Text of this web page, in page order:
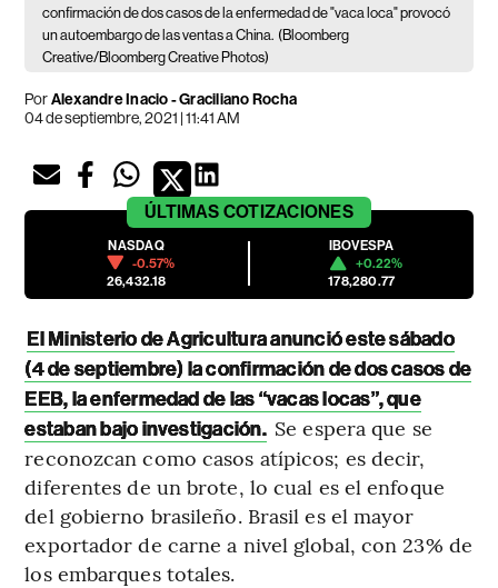
confirmación de dos casos de la enfermedad de "vaca loca" provocó
un autoembargo de las ventas a China. (Bloomberg
Creative/Bloomberg Creative Photos)
PorAlexandre Inacio-Graciliano Rocha
04 de septiembre, 2021 | 11:41 AM
ÚLTIMAS COTIZACIONES
NASDAQ
-0.57%
26,432.18
IBOVESPA
+0.22%
178,280.77
El Ministerio de Agricultura anunció este sábado
(4 de septiembre) la confirmación de dos casos de
EEB, la enfermedad de las “vacas locas”, que
estaban bajo investigación. Se espera que se
reconozcan como casos atípicos; es decir,
diferentes de un brote, lo cual es el enfoque
del gobierno brasileño. Brasil es el mayor
exportador de carne a nivel global, con 23% de
los embarques totales.